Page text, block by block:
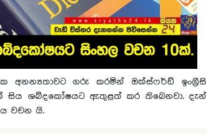
අනන්‍යතාවට ගරු කරමින් ඔක්ස්ෆර්ඩ් ඉංග්‍රීසි
සිය ශබ්දකෝෂයට ඇතුළත් කර තිබෙනවා. දැන්
වචන යි.